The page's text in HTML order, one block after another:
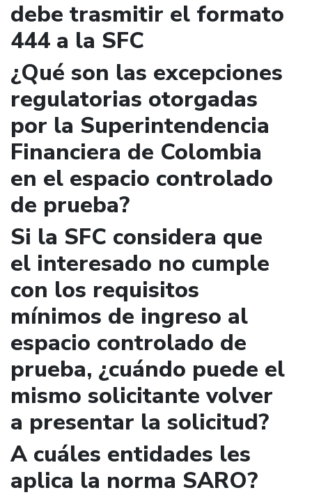
debe trasmitir el formato
444 a la SFC
¿Qué son las excepciones
regulatorias otorgadas
por la Superintendencia
Financiera de Colombia
en el espacio controlado
de prueba?
Si la SFC considera que
el interesado no cumple
con los requisitos
mínimos de ingreso al
espacio controlado de
prueba, ¿cuándo puede el
mismo solicitante volver
a presentar la solicitud?
A cuáles entidades les
aplica la norma SARO?